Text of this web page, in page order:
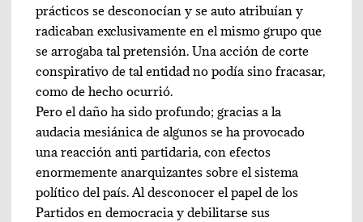
prácticos se desconocían y se auto atribuían y
radicaban exclusivamente en el mismo grupo que
se arrogaba tal pretensión. Una acción de corte
conspirativo de tal entidad no podía sino fracasar,
como de hecho ocurrió.
Pero el daño ha sido profundo; gracias a la
audacia mesiánica de algunos se ha provocado
una reacción anti partidaria, con efectos
enormemente anarquizantes sobre el sistema
político del país. Al desconocer el papel de los
Partidos en democracia y debilitarse sus